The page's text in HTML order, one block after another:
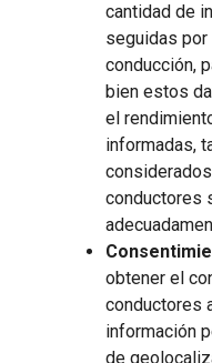
cantidad de
seguidas
conducción,
bien estos
el
informadas,
conductores
obtener el
conductores
información
de